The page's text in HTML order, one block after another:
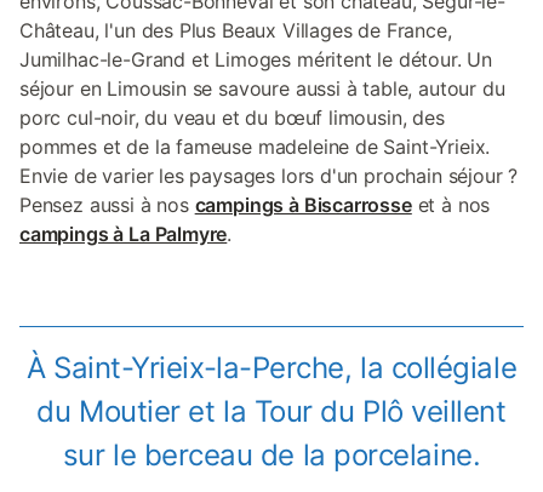
Château, l'un des Plus Beaux Villages de France,
Jumilhac-le-Grand et Limoges méritent le détour. Un
séjour en Limousin se savoure aussi à table, autour du
porc cul-noir, du veau et du bœuf limousin, des
pommes et de la fameuse madeleine de Saint-Yrieix.
Envie de varier les paysages lors d'un prochain séjour ?
Pensez aussi à nos campings à Biscarrosseet à nos
campings à La Palmyre.
À Saint-Yrieix-la-Perche, la collégiale
du Moutier et la Tour du Plô veillent
sur le berceau de la porcelaine.